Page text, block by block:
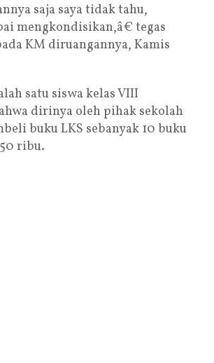
saja saya tidak tahu,
mengkondisikan,â€ tegas
KM diruangannya, Kamis
satu siswa kelas VIII
dirinya oleh pihak sekolah
buku LKS sebanyak 10 buku
ribu.